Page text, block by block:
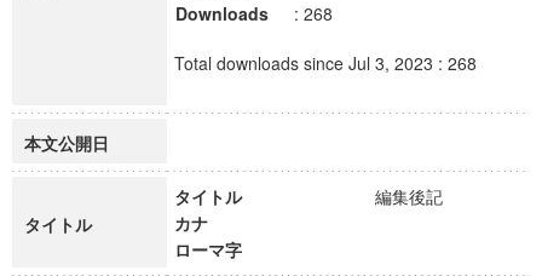
Downloads
: 268
Total downloads since Jul 3, 2023 : 268
本文公開日
タイトル
タイトル
編集後記
カナ
ローマ字